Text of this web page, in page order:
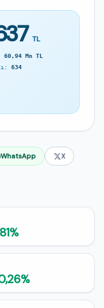
TL
60,94 Mn TL
634
WhatsApp X